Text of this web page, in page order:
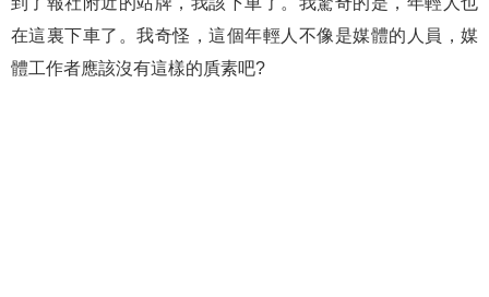
在這裏下車了。我奇怪，這個年輕人不像是媒體的人員，媒
體工作者應該沒有這樣的貭素吧?